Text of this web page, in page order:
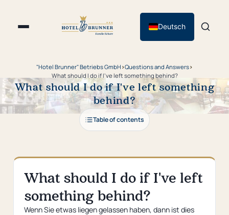
Deutsch
"Hotel Brunner" Betriebs GmbH ›Questions and Answers›
What should I do if I've left something behind?
What should I do if I've left something
behind?
Table of contents
What should I do if I've left
something behind?
Wenn Sie etwas liegen gelassen haben, dann ist dies